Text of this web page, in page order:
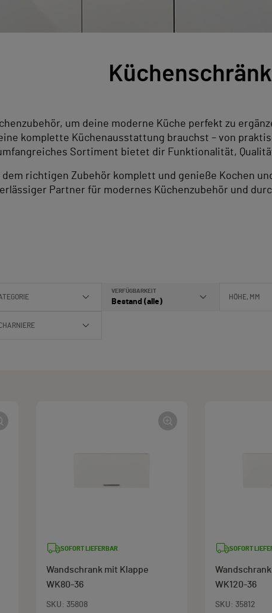
um deine moderne Küche perfekt zu
komplette Küchenausstattung brauchst – von
Sortiment bietet dir Funktionalität,
richtigen Zubehör komplett und genieße Kochen
Partner für modernes Küchenzubehör und
VERFÜGBARKEIT
Bestand (alle)
HÖHE, MM
Wandschrank mit Klappe
WK80-36
SKU: 35808
SOFORT LIEFERBAR
WK120-36
SKU: 35812
SOFORT